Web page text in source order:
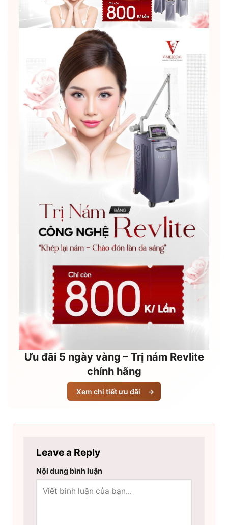
Ưu đãi 5 ngày vàng – Trị nám Revlite
chính hãng
Xem chi tiết ưu đãi →
Leave a Reply
Nội dung bình luận